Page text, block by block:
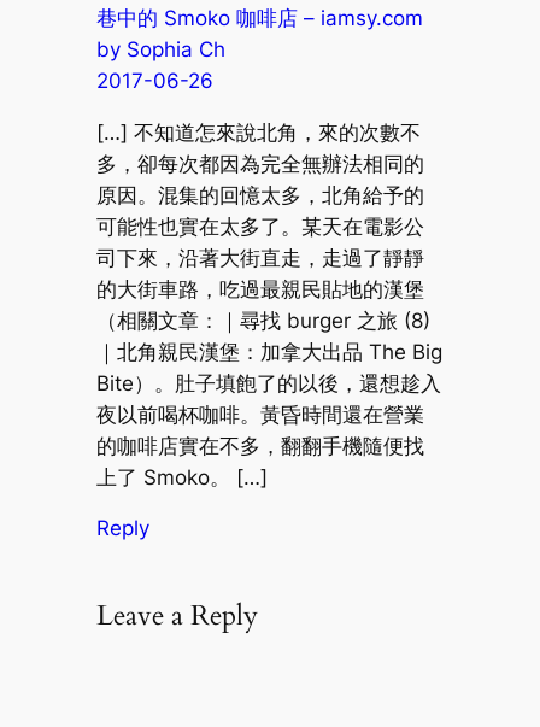
巷中的 Smoko 咖啡店 – iamsy.com
by Sophia Ch
2017-06-26
[…] 不知道怎來說北角，來的次數不
多，卻每次都因為完全無辦法相同的
原因。混集的回憶太多，北角給予的
可能性也實在太多了。某天在電影公
司下來，沿著大街直走，走過了靜靜
的大街車路，吃過最親民貼地的漢堡
（相關文章：｜尋找 burger 之旅 (8)
｜北角親民漢堡：加拿大出品 The Big
Bite）。肚子填飽了的以後，還想趁入
夜以前喝杯咖啡。黃昏時間還在營業
的咖啡店實在不多，翻翻手機隨便找
上了 Smoko。 […]
Reply
Leave a Reply